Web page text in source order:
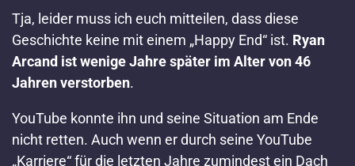
Tja, leider muss ich euch mitteilen, dass diese
Geschichte keine mit einem „Happy End“ ist. Ryan
Arcand ist wenige Jahre später im Alter von 46
Jahrenverstorben.
YouTube konnte ihn und seine Situation am Ende
nicht retten. Auch wenn er durch seine YouTube
„Karriere“ für die letzten Jahre zumindest ein Dach